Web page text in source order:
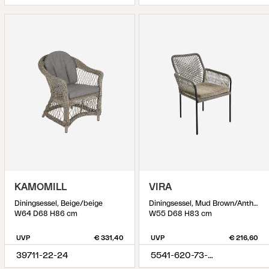
KAMOMILL
Diningsessel, Beige/beige
W64 D68 H86 cm
UVP € 331,40
39711-22-24
VIRA
Diningsessel, Mud Brown/Anthracite
W55 D68 H83 cm
UVP € 216,60
5541-620-73-620